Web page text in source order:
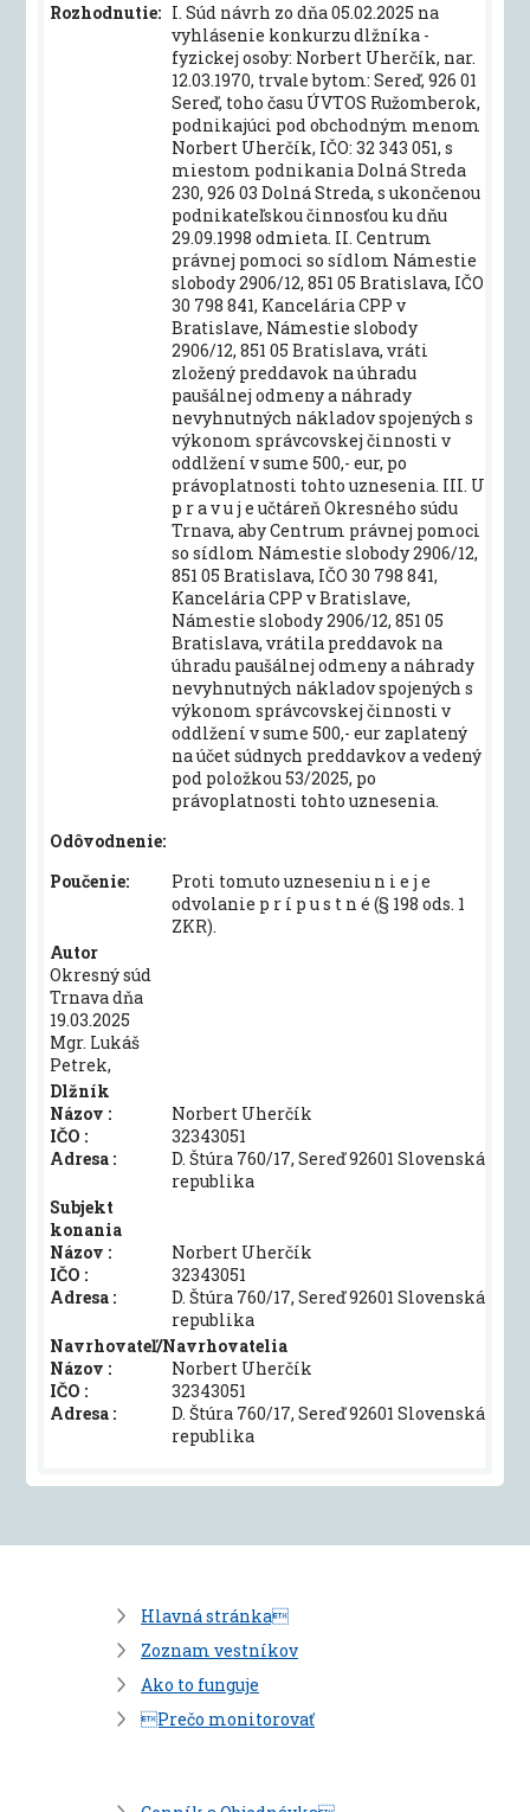
Rozhodnutie: I. Súd návrh zo dňa 05.02.2025 na
vyhlásenie konkurzu dlžníka -
fyzickej osoby: Norbert Uherčík, nar.
12.03.1970, trvale bytom: Sereď, 926 01
Sereď, toho času ÚVTOS Ružomberok,
podnikajúci pod obchodným menom
Norbert Uherčík, IČO: 32 343 051, s
miestom podnikania Dolná Streda
230, 926 03 Dolná Streda, s ukončenou
podnikateľskou činnosťou ku dňu
29.09.1998 odmieta. II. Centrum
právnej pomoci so sídlom Námestie
slobody 2906/12, 851 05 Bratislava, IČO
30 798 841, Kancelária CPP v
Bratislave, Námestie slobody
2906/12, 851 05 Bratislava, vráti
zložený preddavok na úhradu
paušálnej odmeny a náhrady
nevyhnutných nákladov spojených s
výkonom správcovskej činnosti v
oddlžení v sume 500,- eur, po
právoplatnosti tohto uznesenia. III. U
p r a v u j e učtáreň Okresného súdu
Trnava, aby Centrum právnej pomoci
so sídlom Námestie slobody 2906/12,
851 05 Bratislava, IČO 30 798 841,
Kancelária CPP v Bratislave,
Námestie slobody 2906/12, 851 05
Bratislava, vrátila preddavok na
úhradu paušálnej odmeny a náhrady
nevyhnutných nákladov spojených s
výkonom správcovskej činnosti v
oddlžení v sume 500,- eur zaplatený
na účet súdnych preddavkov a vedený
pod položkou 53/2025, po
právoplatnosti tohto uznesenia.
Odôvodnenie:
Poučenie:
Proti tomuto uzneseniu n i e j e
odvolanie p r í p u s t n é (§ 198 ods. 1
ZKR).
Autor
Okresný súd
Trnava dňa
19.03.2025
Mgr. Lukáš
Petrek,
Dlžník
Názov :
Norbert Uherčík
IČO :
32343051
Adresa :
D. Štúra 760/17, Sereď 92601 Slovenská
republika
Subjekt
konania
Názov :
Norbert Uherčík
IČO :
32343051
Adresa :
D. Štúra 760/17, Sereď 92601 Slovenská
republika
Navrhovateľ/Navrhovatelia
Názov :
Norbert Uherčík
IČO :
32343051
Adresa :
D. Štúra 760/17, Sereď 92601 Slovenská
republika
Hlavná stránka
Zoznam vestníkov
Ako to funguje
Prečo monitorovať